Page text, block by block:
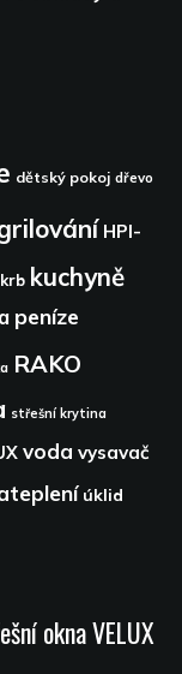
dětský pokoj dřevo
HPI-
krb kuchyně
peníze
RAKO
střešní krytina
voda vysavač
úklid
okna VELUX